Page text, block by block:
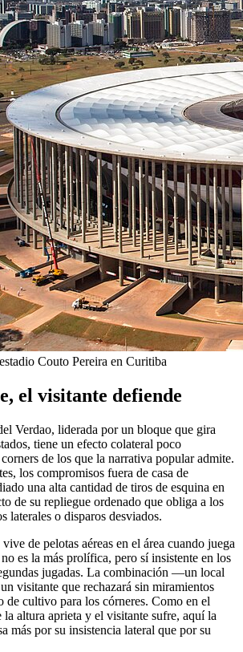
Couto Pereira en Curitiba
el visitante defiende
Verdao, liderada por un bloque que gira
tiene un efecto colateral poco
de los que la narrativa popular admite.
los compromisos fuera de casa de
una alta cantidad de tiros de esquina en
de su repliegue ordenado que obliga a los
laterales o disparos desviados.
de pelotas aéreas en el área cuando juega
es la más prolífica, pero sí insistente en los
jugadas. La combinación —un local
visitante que rechazará sin miramientos
cultivo para los córneres. Como en el
altura aprieta y el visitante sufre, aquí la
más por su insistencia lateral que por su